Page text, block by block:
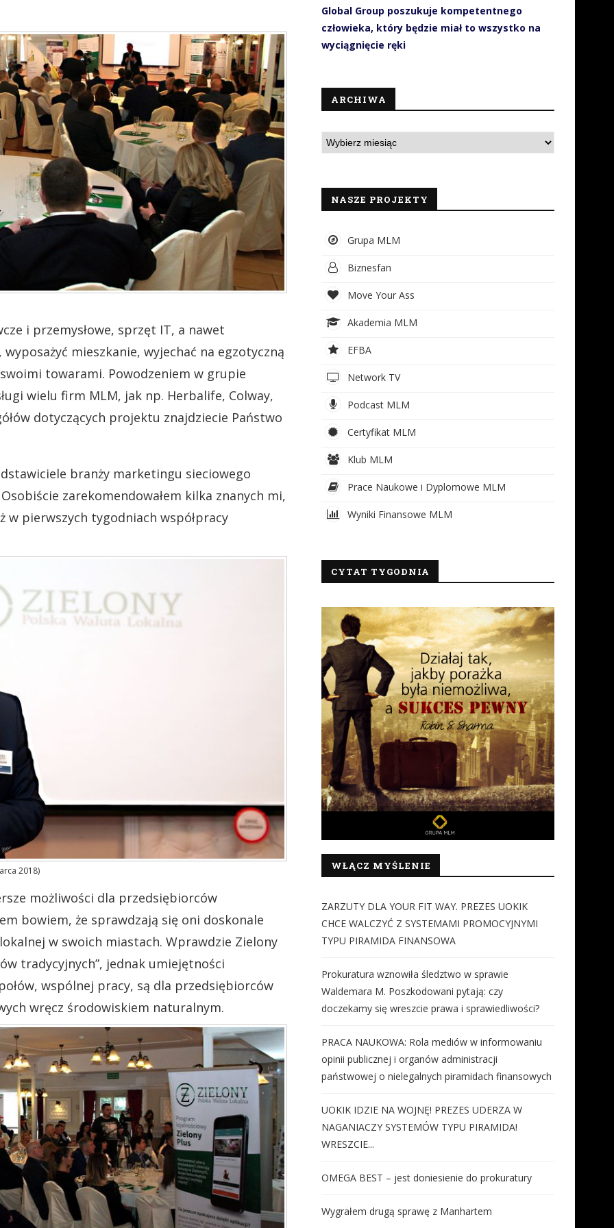
i przemysłowe, sprzęt IT, a nawet
mieszkanie, wyjechać na egzotyczną
towarami. Powodzeniem w grupie
wielu firm MLM, jak np. Herbalife, Colway,
dotyczących projektu znajdziecie Państwo
branży marketingu sieciowego
zarekomendowałem kilka znanych mi,
w pierwszych tygodniach współpracy
2018)
możliwości dla przedsiębiorców
bowiem, że sprawdzają się oni doskonale
w swoich miastach. Wprawdzie Zielony
tradycyjnych”, jednak umiejętności
wspólnej pracy, są dla przedsiębiorców
wręcz środowiskiem naturalnym.
Global Group poszukuje kompetentnego
człowieka, który będzie miał to wszystko na
wyciągnięcie ręki
ARCHIWA
NASZE PROJEKTY
Grupa MLM
Biznesfan
Move Your Ass
Akademia MLM
EFBA
Network TV
Podcast MLM
Certyfikat MLM
Klub MLM
Prace Naukowe i Dyplomowe MLM
Wyniki Finansowe MLM
CYTAT TYGODNIA
WŁĄCZ MYŚLENIE
ZARZUTY DLA YOUR FIT WAY. PREZES UOKIK
CHCE WALCZYĆ Z SYSTEMAMI PROMOCYJNYMI
TYPU PIRAMIDA FINANSOWA
Prokuratura wznowiła śledztwo w sprawie
Waldemara M. Poszkodowani pytają: czy
doczekamy się wreszcie prawa i sprawiedliwości?
PRACA NAUKOWA: Rola mediów w informowaniu
opinii publicznej i organów administracji
państwowej o nielegalnych piramidach finansowych
UOKIK IDZIE NA WOJNĘ! PREZES UDERZA W
NAGANIACZY SYSTEMÓW TYPU PIRAMIDA!
WRESZCIE...
OMEGA BEST – jest doniesienie do prokuratury
Wygrałem drugą sprawę z Manhartem